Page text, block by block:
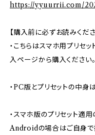
https://yyuurrii.com/
【購入前に必ずお読みくださ
・こちらはスマホ用プリセ
入ページから購入ください。
・PC版とプリセットの中身
・スマホ版のプリセット適
Androidの場合はご自身で